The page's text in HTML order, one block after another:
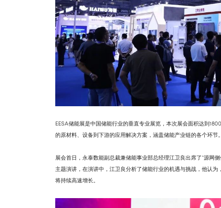
EESA储能展是中国储能行业的垂直专业展览，本次展会面积达到
的原材料、设备到下游的应用解决方案，涵盖储能产业链的各个环节
展会首日，永泰数能副总裁兼储能事业部总经理江卫良出席了“源网
主题演讲，在演讲中，江卫良分析了储能行业的机遇与挑战，他认
将持续高速增长。